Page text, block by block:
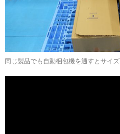
同じ製品でも自動梱包機を通すとサイズ